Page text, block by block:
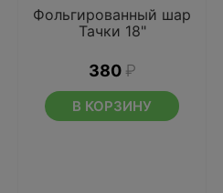
Фольгированный шар
Тачки 18"
380 ₽
В КОРЗИНУ